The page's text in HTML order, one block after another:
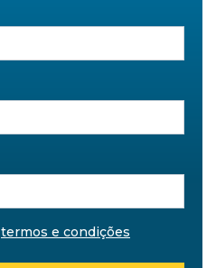
termos e condições